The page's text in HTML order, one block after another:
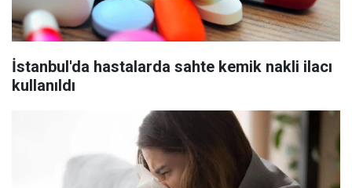
İstanbul'da hastalarda sahte kemik nakli ilacı
kullanıldı